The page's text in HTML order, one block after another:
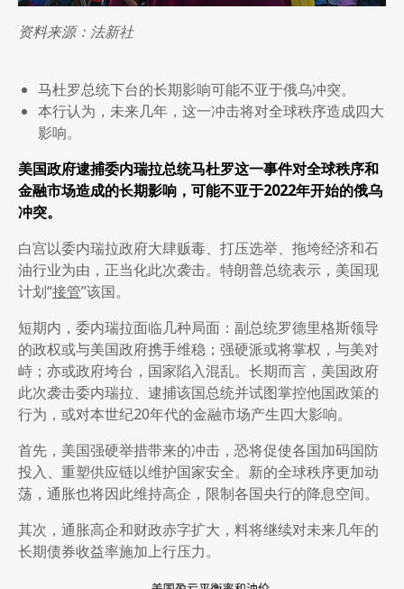
资料来源：法新社
马杜罗总统下台的长期影响可能不亚于俄乌冲突。
本行认为，未来几年，这一冲击将对全球秩序造成四大
影响。
美国政府逮捕委内瑞拉总统马杜罗这一事件对全球秩序和
金融市场造成的长期影响，可能不亚于2022年开始的俄乌
冲突。
白宫以委内瑞拉政府大肆贩毒、打压选举、拖垮经济和石
油行业为由，正当化此次袭击。特朗普总统表示，美国现
计划“接管”该国。
短期内，委内瑞拉面临几种局面：副总统罗德里格斯领导
的政权或与美国政府携手维稳；强硬派或将掌权，与美对
峙；亦或政府垮台，国家陷入混乱。长期而言，美国政府
此次袭击委内瑞拉、逮捕该国总统并试图掌控他国政策的
行为，或对本世纪20年代的金融市场产生四大影响。
首先，美国强硬举措带来的冲击，恐将促使各国加码国防
投入、重塑供应链以维护国家安全。新的全球秩序更加动
荡，通胀也将因此维持高企，限制各国央行的降息空间。
其次，通胀高企和财政赤字扩大，料将继续对未来几年的
长期债券收益率施加上行压力。